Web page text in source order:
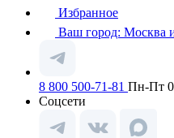
Избранное
Ваш город: Москва
8 800 500-71-81 Пн-Пт
Соцсети